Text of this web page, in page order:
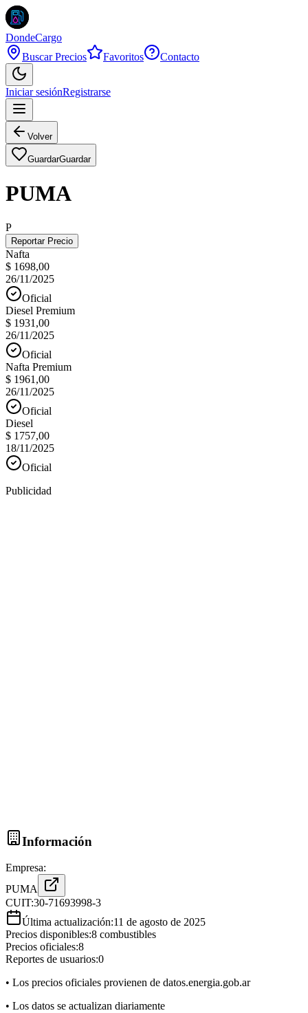
DondeCargo
Buscar Precios
Favoritos Contacto
Iniciar sesiónRegistrarse
Volver
GuardarGuardar
PUMA
P
Reportar Precio
Nafta
$ 1698,00
26/11/2025
Oficial
Diesel Premium
$ 1931,00
26/11/2025
Oficial
Nafta Premium
$ 1961,00
26/11/2025
Oficial
Diesel
$ 1757,00
18/11/2025
Oficial
Publicidad
Información
Empresa:
PUMA
CUIT:30-71693998-3
Última actualización:11 de agosto de 2025
Precios disponibles:8 combustibles
Precios oficiales:8
Reportes de usuarios:0
• Los precios oficiales provienen de datos.energia.gob.ar
• Los datos se actualizan diariamente